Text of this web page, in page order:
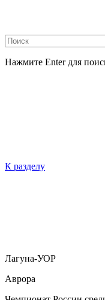
Нажмите Enter для
К разделу
Лагуна-УОР
Аврора